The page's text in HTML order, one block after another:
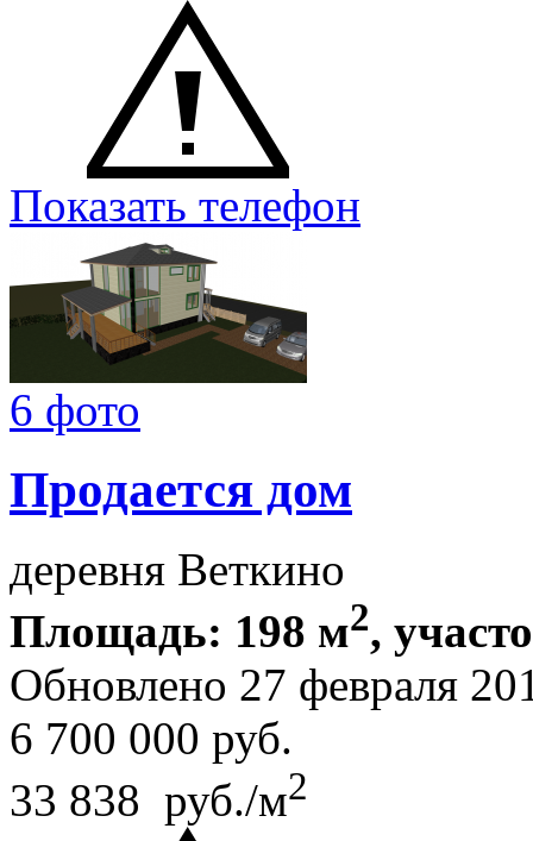
Показать телефон
6 фото
Продается дом
деревня Веткино
Площадь: 198 м2,
Обновлено 27 февраля
6 700 000 руб.
33 838 руб./м2